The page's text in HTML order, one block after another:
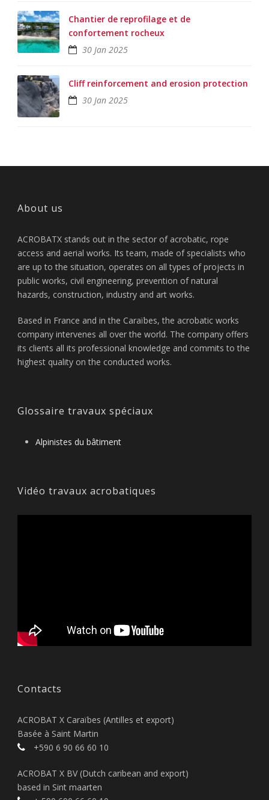
Chantier de reprofilage et de
confortement rocheux
30 Jan 2025
Cliff reinforcement and erosion protection
30 Jan 2025
About us
ACROBATX stands out in the sector of acrobatic, rope
access and aerial works. Its team, made of specialists who
are up to the situation, operates on all types of projects in
public works, civil engineering, prevention of natural
hazards, construction, industry and art works.
Based in France and in the Caraïbes, the acrobatic works
company intervenes all over the world. The company offers
its clients all its professional knowledge and commits to the
highest quality on the conducted works.
Glossaire travaux spéciaux
Alpinistes du bâtiment
Vidéo travaux acrobatiques
Contacts
ACROBAT X Caraïbes (Antilles et export)
Basée à Saint Martin
+590 6 90 66 60 10
ACROBAT X BV (Dutch caribean and export)
based in Sint maarten